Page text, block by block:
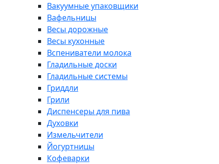
Вакуумные упаковщики
Вафельницы
Весы дорожные
Весы кухонные
Вспениватели молока
Гладильные доски
Гладильные системы
Гриддли
Грили
Диспенсеры для пива
Духовки
Измельчители
Йогуртницы
Кофеварки